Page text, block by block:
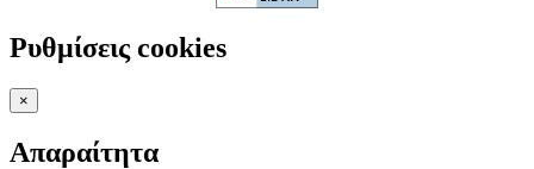
Ρυθμίσεις cookies
×
Απαραίτητα